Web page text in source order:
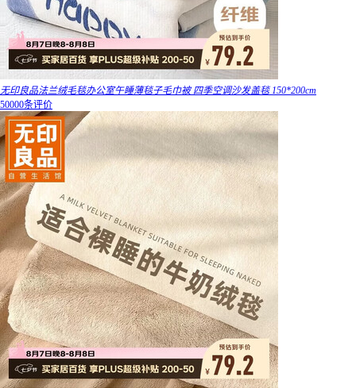
无印良品法兰绒毛毯办公室午睡薄毯子毛巾被 四季空调沙发盖毯 150*200cm
50000条评价